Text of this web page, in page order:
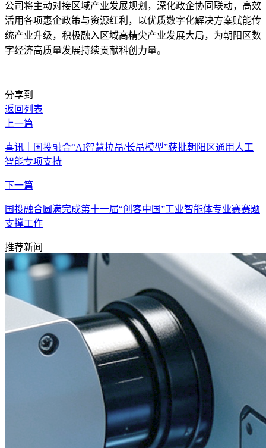
公司将主动对接区域产业发展规划，深化政企协同联动，高效
活用各项惠企政策与资源红利，以优质数字化解决方案赋能传
统产业升级，积极融入区域高精尖产业发展大局，为朝阳区数
字经济高质量发展持续贡献科创力量。
分享到
返回列表
上一篇
喜讯｜国投融合“AI智慧拉晶/长晶模型”获批朝阳区通用人工
智能专项支持
下一篇
国投融合圆满完成第十一届“创客中国”工业智能体专业赛赛题
支撑工作
推荐新闻